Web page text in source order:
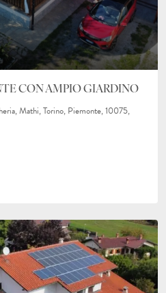
CON AMPIO GIARDINO
Mathi, Torino, Piemonte, 10075,